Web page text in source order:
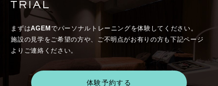
まずはAGEM でパーソナルトレーニングを体験してください。
施設の見学をご希望の方や、ご不明点がお有りの方も下記ページ
よりご連絡ください。
体験予約する